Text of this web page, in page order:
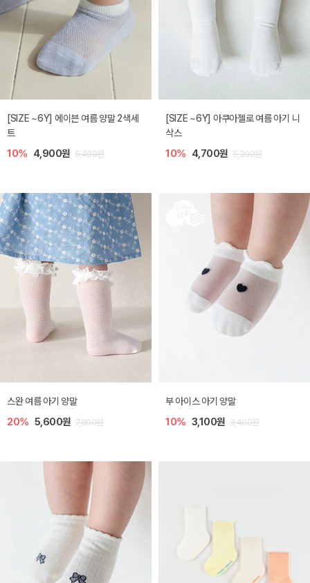
[SIZE ~6Y] 에이븐 여름 양말 2색세
트
10% 4,900원 5,400원
[SIZE ~6Y] 아쿠아젤로 여름 아기 니
삭스
10% 4,700원 5,200원
스완 여름 아기 양말
20% 5,600원 7,000원
부 아이스 아기 양말
10% 3,100원 3,400원